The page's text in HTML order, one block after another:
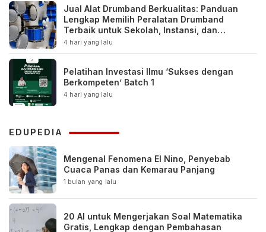
Jual Alat Drumband Berkualitas: Panduan
Lengkap Memilih Peralatan Drumband
Terbaik untuk Sekolah, Instansi, dan
Komunitas
4 hari yang lalu
Pelatihan Investasi Ilmu ‘Sukses dengan
Berkompeten’ Batch 1
4 hari yang lalu
EDUPEDIA
Mengenal Fenomena El Nino, Penyebab
Cuaca Panas dan Kemarau Panjang
1 bulan yang lalu
20 AI untuk Mengerjakan Soal Matematika
Gratis, Lengkap dengan Pembahasan